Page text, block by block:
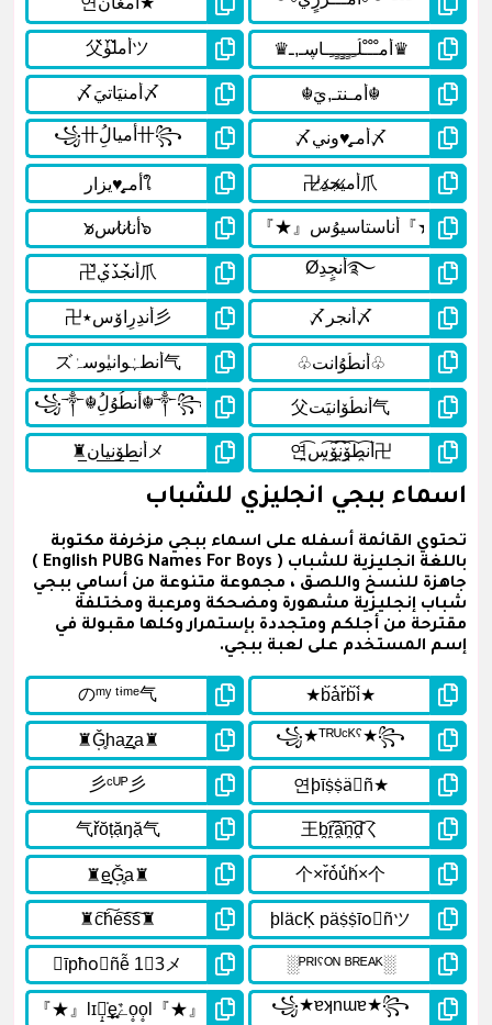
اسماء ببجي انجليزي للشباب
تحتوي القائمة أسفله على اسماء ببجي مزخرفة مكتوبة
باللغة انجليزية للشباب ( English PUBG Names For Boys )
جاهزة للنسخ واللصق ، مجموعة متنوعة من أسامي ببجي
شباب إنجليزية مشهورة ومضحكة ومرعبة ومختلفة
مقترحة من أجلكم ومتجددة بإستمرار وكلها مقبولة في
إسم المستخدم على لعبة ببجي.